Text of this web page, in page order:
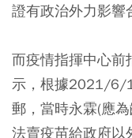
證有政治外力影響
而疫情指揮中心前
示，根據2021/6/
郵，當時永霖(應
法賣疫苗給政府以